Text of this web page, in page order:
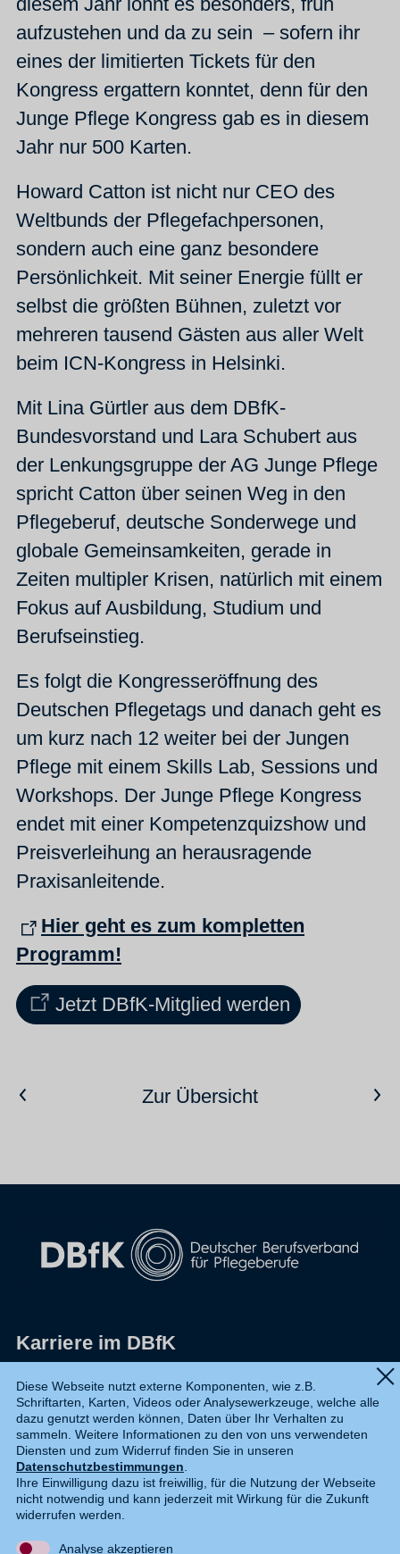
aufzustehen und da zu sein – sofern ihr
eines der limitierten Tickets für den
Kongress ergattern konntet, denn für den
Junge Pflege Kongress gab es in diesem
Jahr nur 500 Karten.
Howard Catton ist nicht nur CEO des
Weltbunds der Pflegefachpersonen,
sondern auch eine ganz besondere
Persönlichkeit. Mit seiner Energie füllt er
selbst die größten Bühnen, zuletzt vor
mehreren tausend Gästen aus aller Welt
beim ICN-Kongress in Helsinki.
Mit Lina Gürtler aus dem DBfK-
Bundesvorstand und Lara Schubert aus
der Lenkungsgruppe der AG Junge Pflege
spricht Catton über seinen Weg in den
Pflegeberuf, deutsche Sonderwege und
globale Gemeinsamkeiten, gerade in
Zeiten multipler Krisen, natürlich mit einem
Fokus auf Ausbildung, Studium und
Berufseinstieg.
Es folgt die Kongresseröffnung des
Deutschen Pflegetags und danach geht es
um kurz nach 12 weiter bei der Jungen
Pflege mit einem Skills Lab, Sessions und
Workshops. Der Junge Pflege Kongress
endet mit einer Kompetenzquizshow und
Preisverleihung an herausragende
Praxisanleitende.
Hier geht es zum kompletten
Programm!
Jetzt DBfK-Mitglied werden
Vorheriger ArtikelZur ÜbersichtNächster Artikel
Karriere im DBfK
Datenschutz
Shop
Widerruf
Kontakt
Diese Webseite nutzt externe Komponenten, wie z.B.
Schriftarten, Karten, Videos oder Analysewerkzeuge, welche alle
dazu genutzt werden können, Daten über Ihr Verhalten zu
sammeln. Weitere Informationen zu den von uns verwendeten
Diensten und zum Widerruf finden Sie in unseren
Datenschutzbestimmungen.
Ihre Einwilligung dazu ist freiwillig, für die Nutzung der Webseite
nicht notwendig und kann jederzeit mit Wirkung für die Zukunft
widerrufen werden.
Analyse akzeptieren